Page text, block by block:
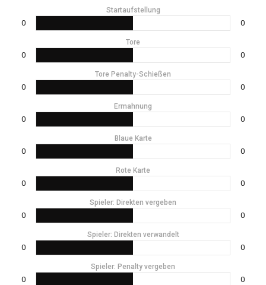
Startaufstellung
0 0
Tore
0 0
Tore Penalty-Schießen
0 0
Ermahnung
0 0
Blaue Karte
0 0
Rote Karte
0 0
Spieler: Direkten vergeben
0 0
Spieler: Direkten verwandelt
0 0
Spieler: Penalty vergeben
0 0